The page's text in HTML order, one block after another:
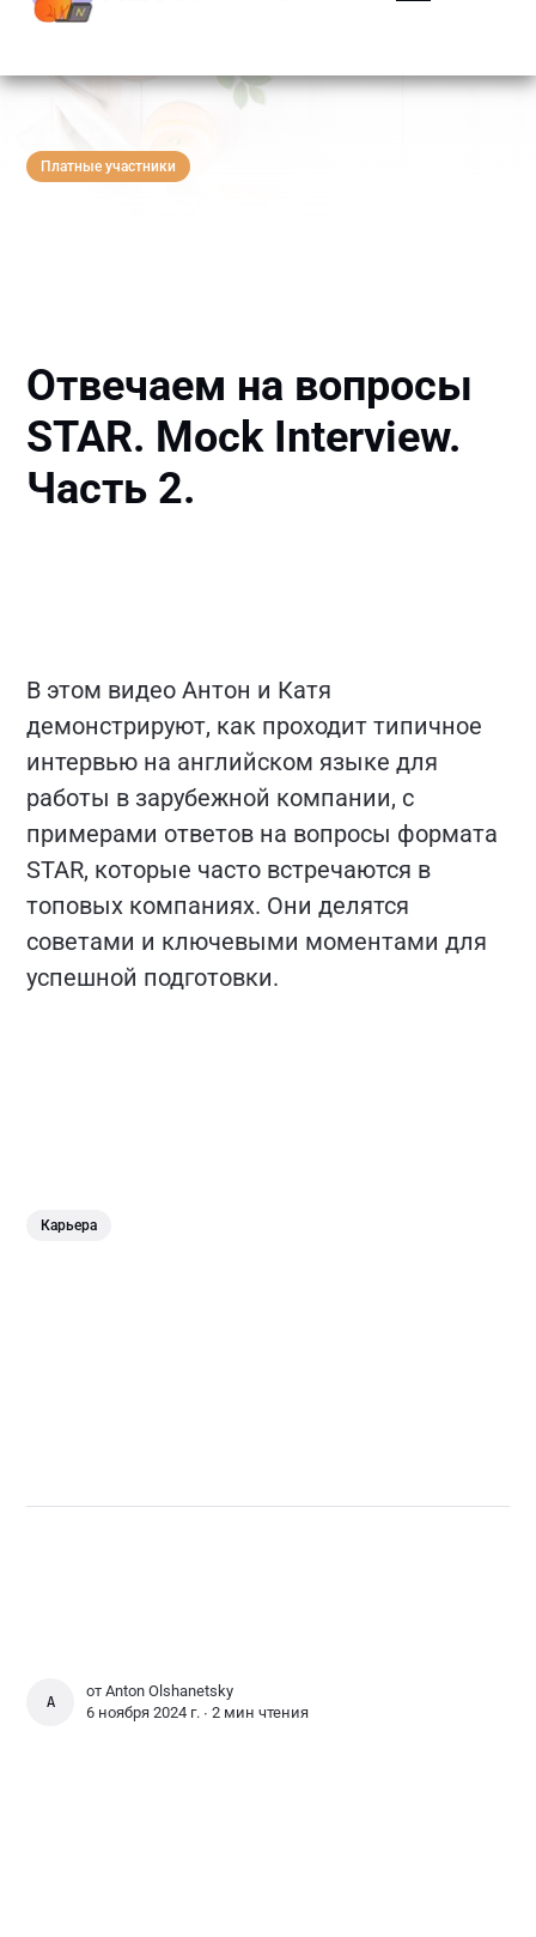
Платные участники
Отвечаем на вопросы
STAR. Mock Interview.
Часть 2.
В этом видео Антон и Катя
демонстрируют, как проходит типичное
интервью на английском языке для
работы в зарубежной компании, с
примерами ответов на вопросы формата
STAR, которые часто встречаются в
топовых компаниях. Они делятся
советами и ключевыми моментами для
успешной подготовки.
Карьера
ANTON OLSHANETSKY
отAnton Olshanetsky
6 ноября 2024 г. ∙2 мин чтения